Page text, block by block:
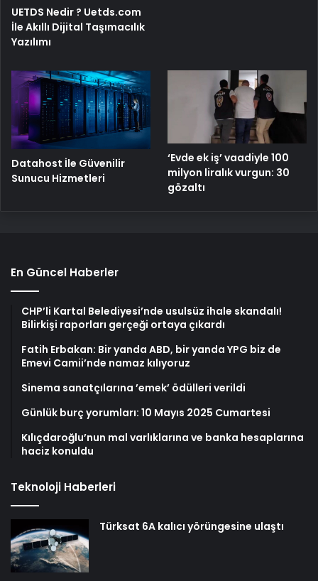
UETDS Nedir ? Uetds.com
İle Akıllı Dijital Taşımacılık
Yazılımı
Datahost İle Güvenilir
Sunucu Hizmetleri
‘Evde ek iş’ vaadiyle 100
milyon liralık vurgun: 30
gözaltı
En Güncel Haberler
CHP’li Kartal Belediyesi’nde usulsüz ihale skandalı!
Bilirkişi raporları gerçeği ortaya çıkardı
Fatih Erbakan: Bir yanda ABD, bir yanda YPG biz de
Emevi Camii’nde namaz kılıyoruz
Sinema sanatçılarına ’emek’ ödülleri verildi
Günlük burç yorumları: 10 Mayıs 2025 Cumartesi
Kılıçdaroğlu’nun mal varlıklarına ve banka hesaplarına
haciz konuldu
Teknoloji Haberleri
Türksat 6A kalıcı yörüngesine ulaştı